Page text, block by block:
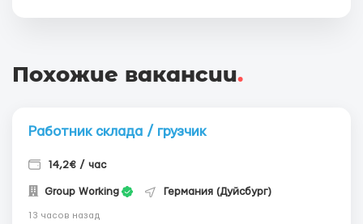
Похожие вакансии.
Работник склада / грузчик
14,2€ / час
Group Working Германия (Дуйсбург)
13 часов назад